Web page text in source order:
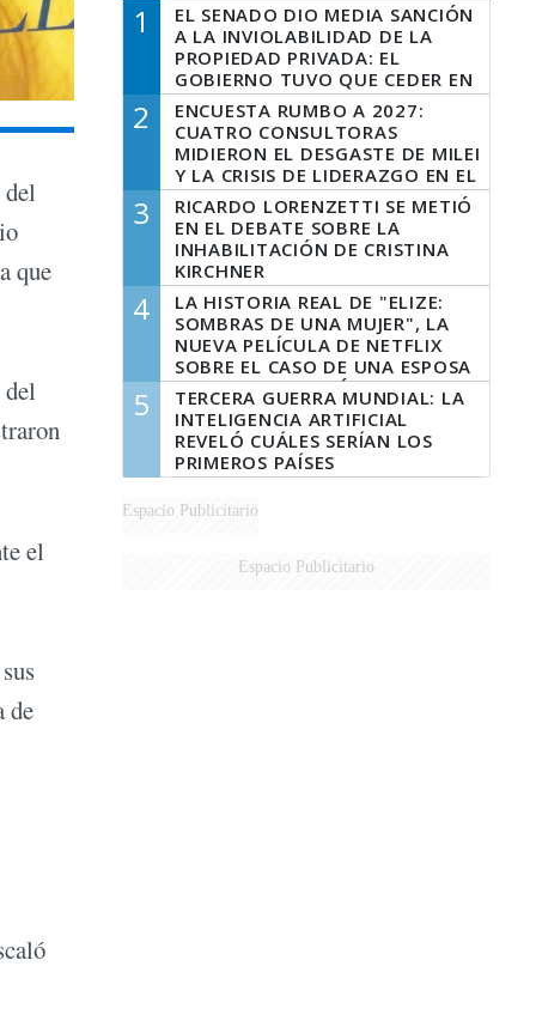
que
el
de
1
EL SENADO DIO MEDIA SANCIÓN
A LA INVIOLABILIDAD DE LA
PROPIEDAD PRIVADA: EL
GOBIERNO TUVO QUE CEDER EN
LA LEY DEL MANEJO DEL FUEGO
2
ENCUESTA RUMBO A 2027:
CUATRO CONSULTORAS
MIDIERON EL DESGASTE DE MILEI
Y LA CRISIS DE LIDERAZGO EN EL
PERONISMO
3
RICARDO LORENZETTI SE METIÓ
EN EL DEBATE SOBRE LA
INHABILITACIÓN DE CRISTINA
KIRCHNER
4
LA HISTORIA REAL DE "ELIZE:
SOMBRAS DE UNA MUJER", LA
NUEVA PELÍCULA DE NETFLIX
SOBRE EL CASO DE UNA ESPOSA
QUE DESCUARTIZÓ A SU
MARIDO
5
TERCERA GUERRA MUNDIAL: LA
INTELIGENCIA ARTIFICIAL
REVELÓ CUÁLES SERÍAN LOS
PRIMEROS PAÍSES
LATINOAMERICANOS EN SER
DERROTADOS
Espacio Publicitario
Espacio Publicitario